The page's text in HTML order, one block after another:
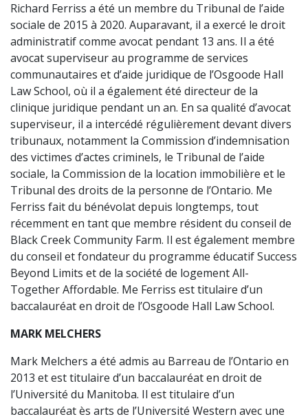
Richard Ferriss a été un membre du Tribunal de l’aide
sociale de 2015 à 2020. Auparavant, il a exercé le droit
administratif comme avocat pendant 13 ans. Il a été
avocat superviseur au programme de services
communautaires et d’aide juridique de l’Osgoode Hall
Law School, où il a également été directeur de la
clinique juridique pendant un an. En sa qualité d’avocat
superviseur, il a intercédé régulièrement devant divers
tribunaux, notamment la Commission d’indemnisation
des victimes d’actes criminels, le Tribunal de l’aide
sociale, la Commission de la location immobilière et le
Tribunal des droits de la personne de l’Ontario. Me
Ferriss fait du bénévolat depuis longtemps, tout
récemment en tant que membre résident du conseil de
Black Creek Community Farm. Il est également membre
du conseil et fondateur du programme éducatif Success
Beyond Limits et de la société de logement All-
Together Affordable. Me Ferriss est titulaire d’un
baccalauréat en droit de l’Osgoode Hall Law School.
MARK MELCHERS
Mark Melchers a été admis au Barreau de l’Ontario en
2013 et est titulaire d’un baccalauréat en droit de
l’Université du Manitoba. Il est titulaire d’un
baccalauréat ès arts de l’Université Western avec une